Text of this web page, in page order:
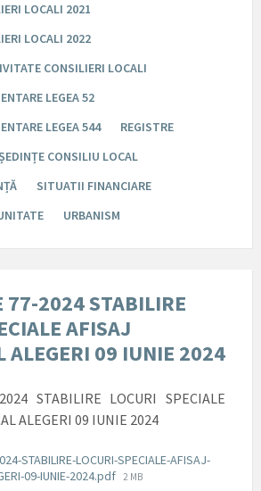
LOCALI 2021
LOCALI 2022
CONSILIERI LOCALI
LEGEA 52
LEGEA 544
REGISTRE
CONSILIU LOCAL
SITUATII FINANCIARE
URBANISM
77-2024 STABILIRE
AFISAJ
ALEGERI 09 IUNIE 2024
STABILIRE LOCURI SPECIALE
ALEGERI 09 IUNIE 2024
STABILIRE-LOCURI-SPECIALE-AFISAJ-
09-IUNIE-2024.pdf File
2 MB